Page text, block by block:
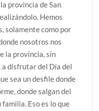
provincia de San
Hemos
solamente como por
nosotros nos
la provincia, sin
disfrutar del Día del
sea un desfile donde
donde salgan del
Eso es lo que